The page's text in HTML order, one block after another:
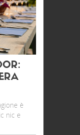
è
nic e